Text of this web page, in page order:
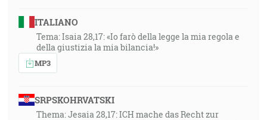
ITALIANO
Tema: Isaia 28,17: «Io farò della legge la mia regola e
della giustizia la mia bilancia!»
MP3
SRPSKOHRVATSKI
Thema: Jesaia 28,17: ICH mache das Recht zur